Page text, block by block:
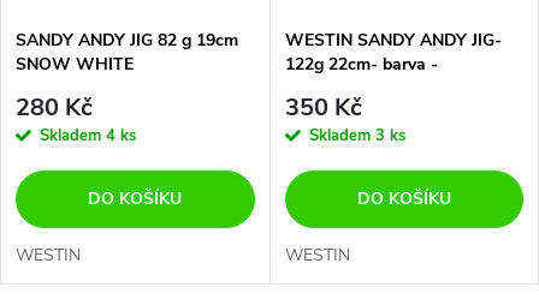
SANDY ANDY JIG 82 g 19cm
SNOW WHITE
280 Kč
Skladem 4 ks
DO KOŠÍKU
WESTIN
WESTIN SANDY ANDY JIG-
122g 22cm- barva -
350 Kč
Skladem 3 ks
DO KOŠÍKU
WESTIN